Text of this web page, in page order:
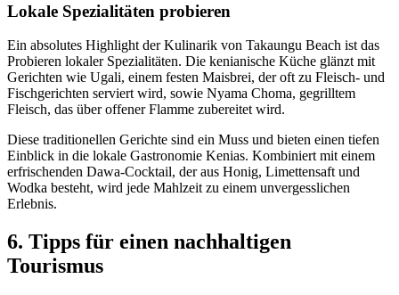
Lokale Spezialitäten probieren
Ein absolutes Highlight der Kulinarik von Takaungu Beach ist das
Probieren lokaler Spezialitäten. Die kenianische Küche glänzt mit
Gerichten wie Ugali, einem festen Maisbrei, der oft zu Fleisch- und
Fischgerichten serviert wird, sowie Nyama Choma, gegrilltem
Fleisch, das über offener Flamme zubereitet wird.
Diese traditionellen Gerichte sind ein Muss und bieten einen tiefen
Einblick in die lokale Gastronomie Kenias. Kombiniert mit einem
erfrischenden Dawa-Cocktail, der aus Honig, Limettensaft und
Wodka besteht, wird jede Mahlzeit zu einem unvergesslichen
Erlebnis.
6. Tipps für einen nachhaltigen
Tourismus